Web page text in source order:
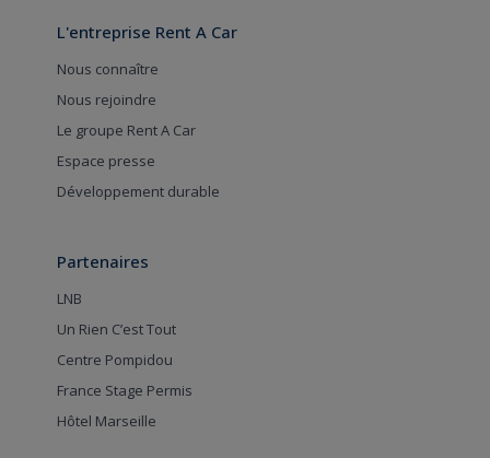
L'entreprise Rent A Car
Nous connaître
Nous rejoindre
Le groupe Rent A Car
Espace presse
Développement durable
Partenaires
LNB
Un Rien C’est Tout
Centre Pompidou
France Stage Permis
Hôtel Marseille